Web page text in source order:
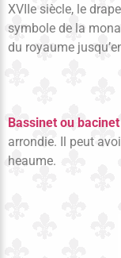
XVIIe siècle, le
symbole de la
du royaume
Bassinet ou bacinet
arrondie. Il peut
heaume.